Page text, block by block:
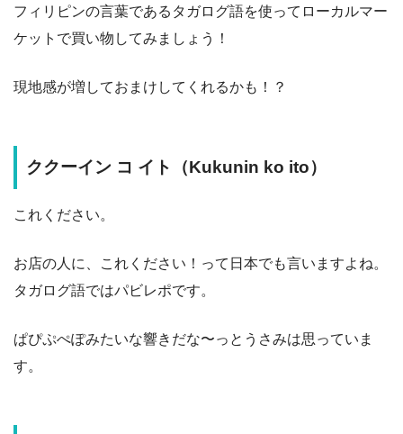
フィリピンの言葉であるタガログ語を使ってローカルマー
ケットで買い物してみましょう！
現地感が増しておまけしてくれるかも！？
ククーイン コ イト（Kukunin ko ito）
これください。
お店の人に、これください！って日本でも言いますよね。
タガログ語ではパビレポです。
ぱぴぷぺぽみたいな響きだな〜っとうさみは思っていま
す。